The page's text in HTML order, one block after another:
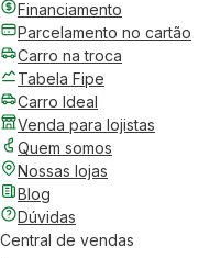
Financiamento
Parcelamento no cartão
Carro na troca
Tabela Fipe
Carro Ideal
Venda para lojistas
Quem somos
Nossas lojas
Blog
Dúvidas
Central de vendas